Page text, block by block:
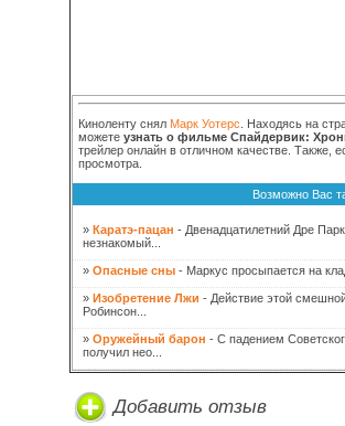
Киноленту снял Марк Уотерс . Находясь на
можете узнать о фильме Спайдервик:
трейлер онлайн в отличном качестве. Также,
просмотра.
Возможно Вас
» Каратэ-пацан - Двенадцатилетний Дре
незнакомый...
» Опасные сны - Маркус просыпается на
» Изобретение Лжи - Действие этой
Робинсон...
» Оружейный барон - С падением
получил нео...
Добавить отзыв